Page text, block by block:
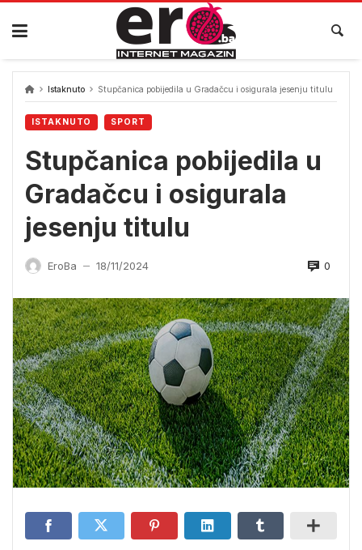
Skip
content
Istaknuto Stupčanica pobijedila u Gradačcu i osigurala jesenju titulu
ISTAKNUTO SPORT
Stupčanica pobijedila u
Gradačcu i osigurala
jesenju titulu
EroBa — 18/11/2024 0